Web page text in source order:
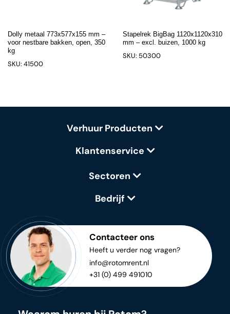
Dolly metaal 773x577x155 mm –
voor nestbare bakken, open, 350
kg
SKU: 41500
Stapelrek BigBag 1120x1120x310
mm – excl. buizen, 1000 kg
SKU: 50300
Verhuur Producten
Klantenservice
Sectoren
Bedrijf
Contacteer ons
Heeft u verder nog vragen?
info@rotomrent.nl
+31 (0) 499 491010